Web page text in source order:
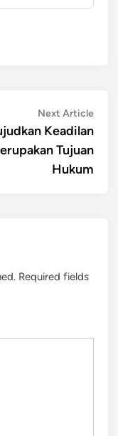
Next ArticleNext
Keadilan
Tujuan
Hukum
Required fields